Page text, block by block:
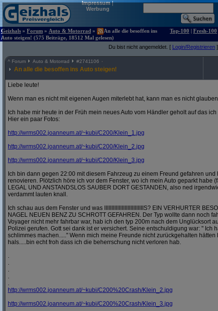
Impressum|
Werbung
Geizhals » Forum » Auto & Motorrad »
An alle die besoffen ins
Auto steigen! (575 Beiträge, 18512 Mal gelesen)
Top-100 | Fresh-100
Du bist nicht angemeldet. [ Login/Registrieren ]
^ Forum Auto & Motorrad #2741106
An alle die besoffen ins Auto steigen!
Liebe leute!
Wenn man es nicht mit eigenen Augen miterlebt hat, kann man es nicht
Ich habe mir heute in der Früh mein neues Auto vom Händler geholt auf das
Hier ein paar Fotos:
http://wrms002.joanneum.at/~kubi/C200/Klein_1.jpg
http://wrms002.joanneum.at/~kubi/C200/Klein_2.jpg
http://wrms002.joanneum.at/~kubi/C200/Klein_3.jpg
Ich bin dann gegen 22:00 mit diesem Fahrzeug zu einem Freund gefahren
renovieren. Plötzlich höre ich vor dem Fenster, wo ich mein Auto geparkt habe
LEGAL UND ANSTANDSLOS SAUBER DORT GESTANDEN, also ned
verdammt lauten knall.
Ich schau aus dem Fenster und was IIIIIIIIIIIIIIIIIIIIIIIIIIIS? EIN VERHURTER
NAGEL NEUEN BENZ ZU SCHROTT GEFAHREN. Der Typ wollte dann noch
Voyager nicht mehr fahrbar war, hab ich den typ 200m nach dem Unglücksort
Polizei gerufen. Gott sei dank ist er versichert. Seine entschuldigung war: " Ich
schlimmes machen....." Wenn mich meine Freunde nicht zurückgehalten
hals.....bin echt froh dass ich die beherrschung nicht verloren hab.
.
.
.
.
.
http://wrms002.joanneum.at/~kubi/C200%20Crash/Klein_2.jpg
http://wrms002.joanneum.at/~kubi/C200%20Crash/Klein_3.jpg